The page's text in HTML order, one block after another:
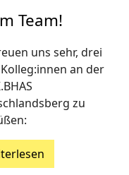
Team!
uns sehr, drei
an der
zu